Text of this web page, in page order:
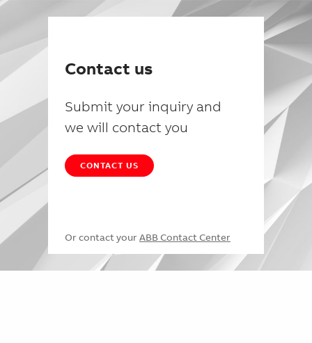
Contact us
Submit your inquiry and
we will contact you
CONTACT US
Or contact your ABB Contact Center